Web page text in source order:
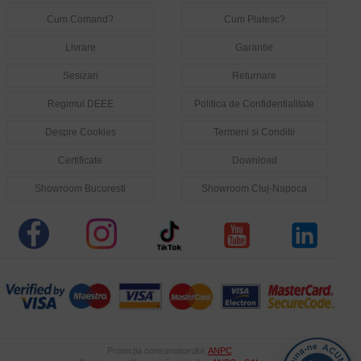
Cum Comand? Cum Platesc?
Livrare Garantie
Sesizari Returnare
Regimul DEEE Politica de Confidentialitate
Despre Cookies Termeni si Conditii
Certificate Download
Showroom Bucuresti Showroom Cluj-Napoca
Protecția consumatorului: ANPC